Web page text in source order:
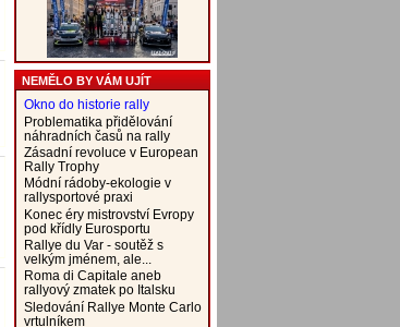
NEMĚLO BY VÁM UJÍT
Okno do historie rally
Problematika přidělování
náhradních časů na rally
Zásadní revoluce v European
Rally Trophy
Módní rádoby-ekologie v
rallysportové praxi
Konec éry mistrovství Evropy
pod křídly Eurosportu
Rallye du Var - soutěž s
velkým jménem, ale...
Roma di Capitale aneb
rallyový zmatek po Italsku
Sledování Rallye Monte Carlo
vrtulníkem